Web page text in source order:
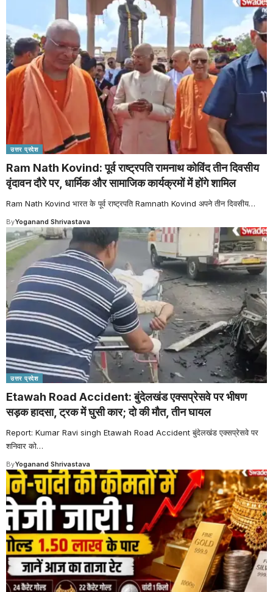
उत्तर प्रदेश
Ram Nath Kovind: पूर्व राष्ट्रपति रामनाथ कोविंद तीन दिवसीय
वृंदावन दौरे पर, धार्मिक और सामाजिक कार्यक्रमों में होंगे शामिल
Ram Nath Kovind भारत के पूर्व राष्ट्रपति Ramnath Kovind अपने तीन दिवसीय…
ByYoganand Shrivastava
उत्तर प्रदेश
Etawah Road Accident: बुंदेलखंड एक्सप्रेसवे पर भीषण
सड़क हादसा, ट्रक में घुसी कार; दो की मौत, तीन घायल
Report: Kumar Ravi singh Etawah Road Accident बुंदेलखंड एक्सप्रेसवे पर
शनिवार को…
ByYoganand Shrivastava